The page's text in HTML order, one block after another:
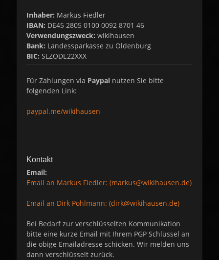
Inhaber: Markus Fiedler
IBAN: DE45 2805 0100 0092 8701 46
Verwendungszweck: wikihausen
Bank: Landessparkasse zu Oldenburg
BIC: SLZODE22XXX
Für Zahlungen via Paypal nutzen Sie bitte
folgenden Link:
paypal.me/wikihausen
Kontakt
Email:
Email an Markus Fiedler: (markus@wikihausen.de)
Email an Dirk Pohlmann: (dirk@wikihausen.de)
Bei Bedarf zur verschlüsselten Kommunikation
bitte eine kurze Email mit Ihrem PGP Schlüssel an
die obige Emailadresse schicken. Wir melden uns
dann verschlüsselt zurück.